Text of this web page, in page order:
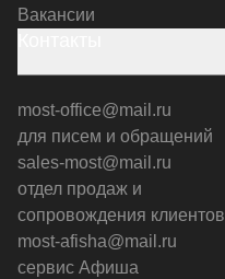
Вакансии
most-office@mail.ru
для писем и обращений
sales-most@mail.ru
отдел продаж и
сопровождения клиентов
most-afisha@mail.ru
сервис Афиша